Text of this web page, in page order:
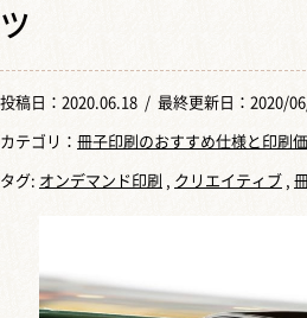
ツ
投稿日： 2020.06.18 / 最終更新日：2020/
カテゴリ： 冊子印刷のおすすめ仕様と印刷価
タグ: オンデマンド印刷 クリエイティブ